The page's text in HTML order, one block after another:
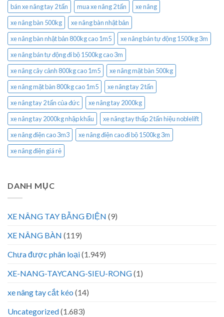
bán xe nâng tay 2 tấn mua xe nâng 2 tấn
xe nâng
xe nâng bàn 500kg
xe nâng bàn nhật bản
xe nâng bàn nhật bản 800kg cao 1m5
xe nâng bán tự động 1500kg 3m
xe nâng bán tự động đi bộ 1500kg cao 3m
xe nâng cây cảnh 800kg cao 1m5
xe nâng mặt bàn 500kg
xe nâng mặt bàn 800kg cao 1m5
xe nâng tay 2 tấn
xe nâng tay 2 tấn của đức
xe nâng tay 2000kg
xe nâng tay 2000kg nhập khẩu
xe nâng tay thấp 2 tấn hiệu noblelift
xe nâng điện cao 3m3
xe nâng điện cao đi bộ 1500kg 3m
xe nâng điện giá rẻ
DANH MỤC
XE NÂNG TAY BẰNG ĐIỆN (9)
XE NÂNG BÀN (119)
Chưa được phân loại(1.949)
XE-NANG-TAYCANG-SIEU-RONG(1)
xe nâng tay cắt kéo (14)
Uncategorized(1.683)